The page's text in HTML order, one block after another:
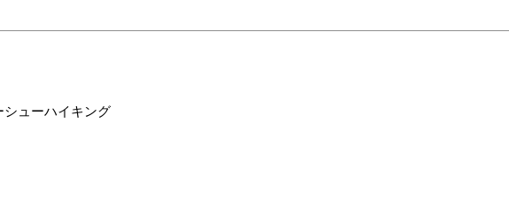
ューハイキング